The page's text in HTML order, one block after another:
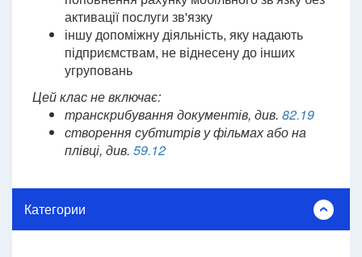
активації послуги зв'язку
іншу допоміжну діяльність, яку надають
підприємствам, не віднесену до інших
угруповань
Цей клас не включає:
транскрибування документів, див. 82.19
створення субтитрів у фільмах або на
плівці, див. 59.12
Категории